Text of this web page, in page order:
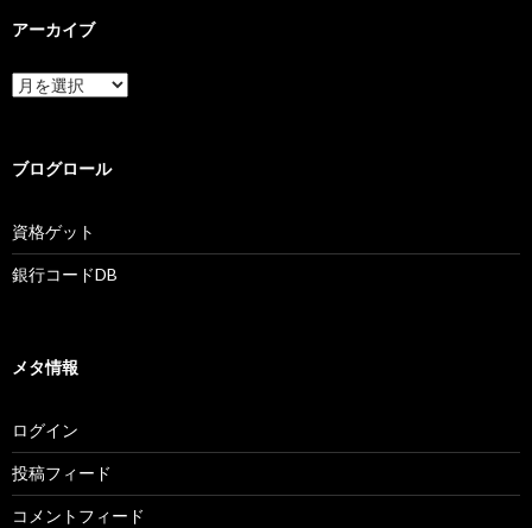
アーカイブ
ア
ー
ブ
ブログロール
資格ゲット
銀行コードDB
メタ情報
ログイン
投稿フィード
コメントフィード